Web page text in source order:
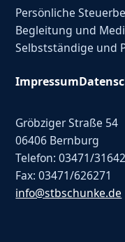
Persönliche
Begleitung und
Selbstständige und
Impressum
Gröbziger Straße 54
06406 Bernburg
Telefon: 03471/
Fax: 03471/626271
info@stbschunke.de